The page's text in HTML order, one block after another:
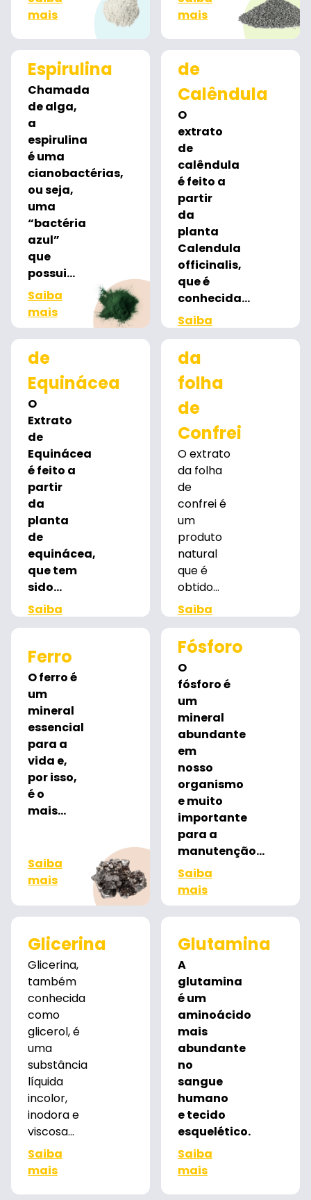
mais
mais
Espirulina
Chamada
de alga,
a
espirulina
é uma
cianobactérias,
ou seja,
uma
“bactéria
azul”
que
possui...
Saiba
mais
Extrato
de
Calêndula
O
extrato
de
calêndula
é feito a
partir
da
planta
Calendula
officinalis,
que é
conhecida...
Saiba
mais
Extrato
de
Equinácea
O
Extrato
de
Equinácea
é feito a
partir
da
planta
de
equinácea,
que tem
sido...
Saiba
mais
Extrato
da
folha
de
Confrei
O extrato
da folha
de
confrei é
um
produto
natural
que é
obtido...
Saiba
mais
Ferro
O ferro é
um
mineral
essencial
para a
vida e,
por isso,
é o
mais...
Saiba
mais
Fósforo
O
fósforo é
um
mineral
abundante
em
nosso
organismo
e muito
importante
para a
manutenção...
Saiba
mais
Glicerina
Glicerina,
também
conhecida
como
glicerol, é
uma
substância
líquida
incolor,
inodora e
viscosa...
Saiba
mais
Glutamina
A
glutamina
é um
aminoácido
mais
abundante
no
sangue
humano
e tecido
esquelético.
Saiba
mais